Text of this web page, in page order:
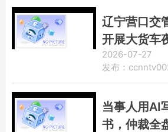
辽宁营口交
开展大货车
治行动
2026-07-27
发布：
当事人用AI
书，仲裁全